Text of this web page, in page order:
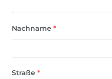
Nachname *
Straße *